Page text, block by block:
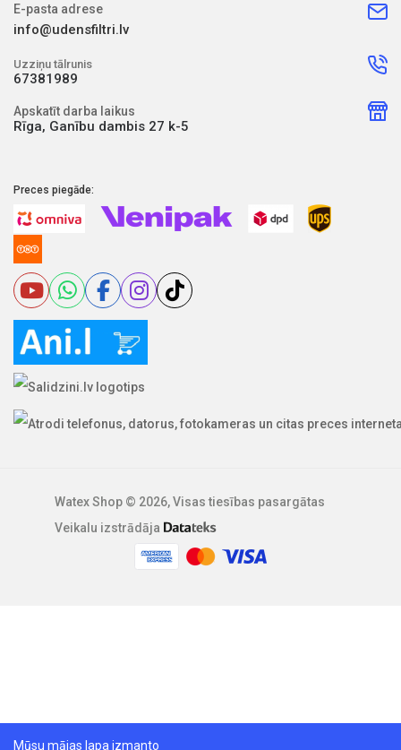
E-pasta adrese
info@udensfiltri.lv
Uzziņu tālrunis
67381989
Apskatīt darba laikus
Rīga, Ganību dambis 27 k-5
Preces piegāde:
Watex Shop © 2026, Visas tiesības pasargātas
Veikalu izstrādāja
Mūsu mājas lapa izmanto